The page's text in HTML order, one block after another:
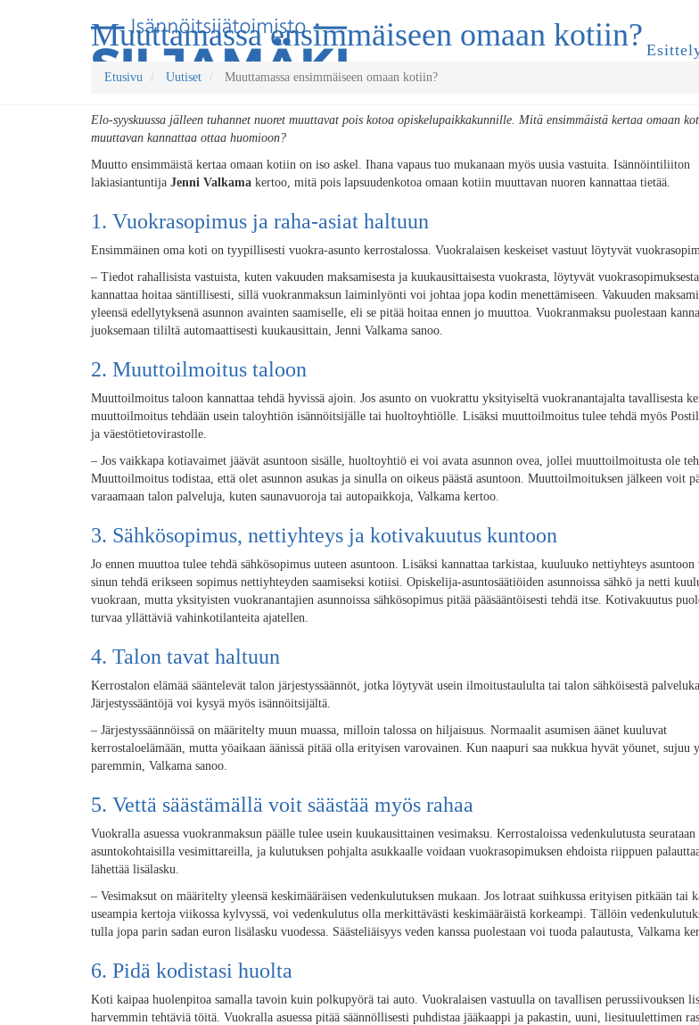
Muuttamassa ensimmäiseen omaan kotiin?
Etusivu Uutiset Muuttamassa ensimmäiseen omaan kotiin?
Elo-syyskuussa jälleen tuhannet nuoret muuttavat pois kotoa opiskelupaikkakunnille. Mitä ensimmäistä kertaa omaan
muuttavan kannattaa ottaa huomioon?
Muutto ensimmäistä kertaa omaan kotiin on iso askel. Ihana vapaus tuo mukanaan myös uusia vastuita. Isännöintiliiton
lakiasiantuntija Jenni Valkama kertoo, mitä pois lapsuudenkotoa omaan kotiin muuttavan nuoren kannattaa tietää.
1. Vuokrasopimus ja raha-asiat haltuun
Ensimmäinen oma koti on tyypillisesti vuokra-asunto kerrostalossa. Vuokralaisen keskeiset vastuut löytyvät
– Tiedot rahallisista vastuista, kuten vakuuden maksamisesta ja kuukausittaisesta vuokrasta, löytyvät
kannattaa hoitaa säntillisesti, sillä vuokranmaksun laiminlyönti voi johtaa jopa kodin menettämiseen. Vakuuden
yleensä edellytyksenä asunnon avainten saamiselle, eli se pitää hoitaa ennen jo muuttoa. Vuokranmaksu puolestaan
juoksemaan tililtä automaattisesti kuukausittain, Jenni Valkama sanoo.
2. Muuttoilmoitus taloon
Muuttoilmoitus taloon kannattaa tehdä hyvissä ajoin. Jos asunto on vuokrattu yksityiseltä vuokranantajalta tavallisesta
muuttoilmoitus tehdään usein taloyhtiön isännöitsijälle tai huoltoyhtiölle. Lisäksi muuttoilmoitus tulee tehdä myös
ja väestötietovirastolle.
– Jos vaikkapa kotiavaimet jäävät asuntoon sisälle, huoltoyhtiö ei voi avata asunnon ovea, jollei muuttoilmoitusta ole
Muuttoilmoitus todistaa, että olet asunnon asukas ja sinulla on oikeus päästä asuntoon. Muuttoilmoituksen jälkeen voit
varaamaan talon palveluja, kuten saunavuoroja tai autopaikkoja, Valkama kertoo.
3. Sähkösopimus, nettiyhteys ja kotivakuutus kuntoon
Jo ennen muuttoa tulee tehdä sähkösopimus uuteen asuntoon. Lisäksi kannattaa tarkistaa, kuuluuko nettiyhteys
sinun tehdä erikseen sopimus nettiyhteyden saamiseksi kotiisi. Opiskelija-asuntosäätiöiden asunnoissa sähkö ja netti
vuokraan, mutta yksityisten vuokranantajien asunnoissa sähkösopimus pitää pääsääntöisesti tehdä itse. Kotivakuutus
turvaa yllättäviä vahinkotilanteita ajatellen.
4. Talon tavat haltuun
Kerrostalon elämää sääntelevät talon järjestyssäännöt, jotka löytyvät usein ilmoitustaululta tai talon sähköisestä
Järjestyssääntöjä voi kysyä myös isännöitsijältä.
– Järjestyssäännöissä on määritelty muun muassa, milloin talossa on hiljaisuus. Normaalit asumisen äänet kuuluvat
kerrostaloelämään, mutta yöaikaan äänissä pitää olla erityisen varovainen. Kun naapuri saa nukkua hyvät yöunet, sujuu
paremmin, Valkama sanoo.
5. Vettä säästämällä voit säästää myös rahaa
Vuokralla asuessa vuokranmaksun päälle tulee usein kuukausittainen vesimaksu. Kerrostaloissa vedenkulutusta seurataan
asuntokohtaisilla vesimittareilla, ja kulutuksen pohjalta asukkaalle voidaan vuokrasopimuksen ehdoista riippuen
lähettää lisälasku.
– Vesimaksut on määritelty yleensä keskimääräisen vedenkulutuksen mukaan. Jos lotraat suihkussa erityisen pitkään tai
useampia kertoja viikossa kylvyssä, voi vedenkulutus olla merkittävästi keskimääräistä korkeampi. Tällöin
tulla jopa parin sadan euron lisälasku vuodessa. Säästeliäisyys veden kanssa puolestaan voi tuoda palautusta, Valkama
6. Pidä kodistasi huolta
Koti kaipaa huolenpitoa samalla tavoin kuin polkupyörä tai auto. Vuokralaisen vastuulla on tavallisen perussiivouksen
harvemmin tehtäviä töitä. Vuokralla asuessa pitää säännöllisesti puhdistaa jääkaappi ja pakastin, uuni, liesituulettimen